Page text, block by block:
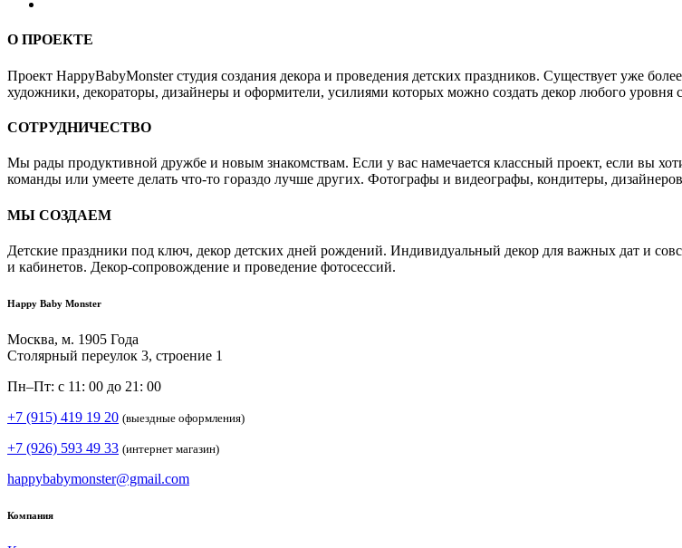
О ПРОЕКТЕ
Проект HappyBabyMonster студия создания декора и проведения детских праздников. Существует уже
художники, декораторы, дизайнеры и оформители, усилиями которых можно создать декор любого уровня
СОТРУДНИЧЕСТВО
Мы рады продуктивной дружбе и новым знакомствам. Если у вас намечается классный проект, если вы
команды или умеете делать что-то гораздо лучше других. Фотографы и видеографы, кондитеры,
МЫ СОЗДАЕМ
Детские праздники под ключ, декор детских дней рождений. Индивидуальный декор для важных дат и
и кабинетов. Декор-сопровождение и проведение фотосессий.
Happy Baby Monster
Москва, м. 1905 Года
Столярный переулок 3, строение 1
Пн–Пт: с 11: 00 до 21: 00
+7 (915) 419 19 20 (выездные оформления)
+7 (926) 593 49 33 (интернет магазин)
happybabymonster@gmail.com
Компания